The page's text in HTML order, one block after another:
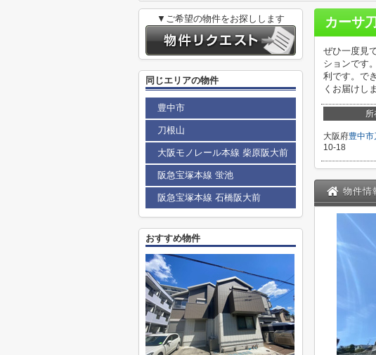
カーサ
ぜひ一度見
ションです
利です。で
くお届けし
所
大阪府豊中市
10-18
物件情
▼ご希望の物件をお探しします
同じエリアの物件
豊中市
刀根山
大阪モノレール本線 柴原阪大前
阪急宝塚本線 蛍池
阪急宝塚本線 石橋阪大前
おすすめ物件